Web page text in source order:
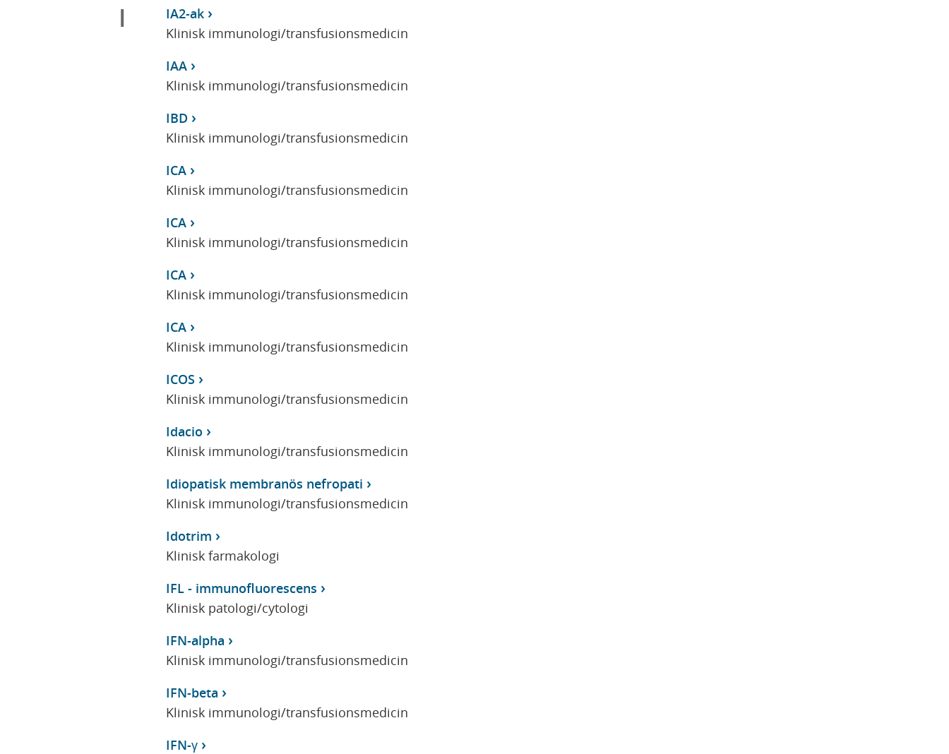
I
IA2-ak
Klinisk immunologi/transfusionsmedicin
IAA
Klinisk immunologi/transfusionsmedicin
IBD
Klinisk immunologi/transfusionsmedicin
ICA
Klinisk immunologi/transfusionsmedicin
ICA
Klinisk immunologi/transfusionsmedicin
ICA
Klinisk immunologi/transfusionsmedicin
ICA
Klinisk immunologi/transfusionsmedicin
ICOS
Klinisk immunologi/transfusionsmedicin
Idacio
Klinisk immunologi/transfusionsmedicin
Idiopatisk membranös nefropati
Klinisk immunologi/transfusionsmedicin
Idotrim
Klinisk farmakologi
IFL - immunofluorescens
Klinisk patologi/cytologi
IFN-alpha
Klinisk immunologi/transfusionsmedicin
IFN-beta
Klinisk immunologi/transfusionsmedicin
IFN-γ